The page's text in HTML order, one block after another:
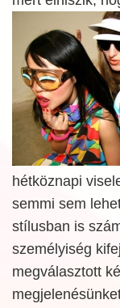
hétköznapi
semmi sem
stílusban is
személyiség
megválasztott